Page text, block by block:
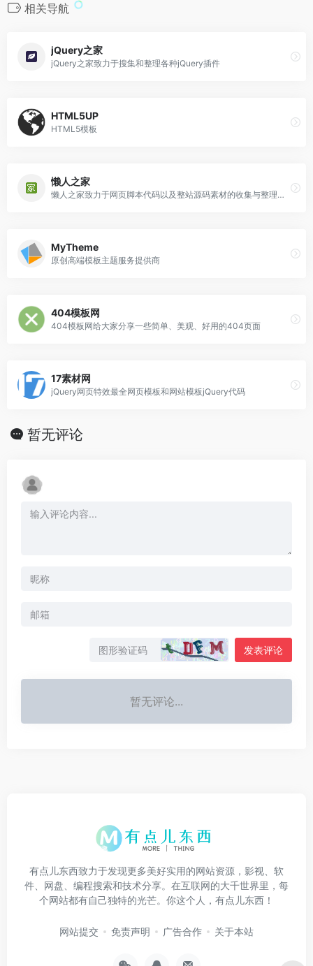
相关导航
jQuery之家
jQuery之家致力于搜集和整理各种jQuery插件
HTML5UP
HTML5模板
懒人之家
懒人之家致力于网页脚本代码以及整站源码素材的收集与整理，努力为国内前端工作者提供最全面的素材，帮您节约时间做更多的事情！
MyTheme
原创高端模板主题服务提供商
404模板网
404模板网给大家分享一些简单、美观、好用的404页面
17素材网
jQuery网页特效最全网页模板和网站模板jQuery代码
暂无评论
发表评论
暂无评论...
有点儿东西致力于发现更多美好实用的网站资源，影视、软
件、网盘、编程搜索和技术分享。在互联网的大千世界里，每
个网站都有自己独特的光芒。你这个人，有点儿东西！
网站提交 免责声明 广告合作 关于本站